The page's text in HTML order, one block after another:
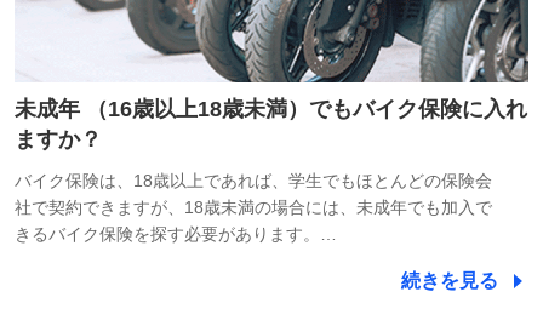
未成年 （16歳以上18歳未満）でもバイク保険に入れ
ますか？
バイク保険は、18歳以上であれば、学生でもほとんどの保険会
社で契約できますが、18歳未満の場合には、未成年でも加入で
きるバイク保険を探す必要があります。…
続きを見る